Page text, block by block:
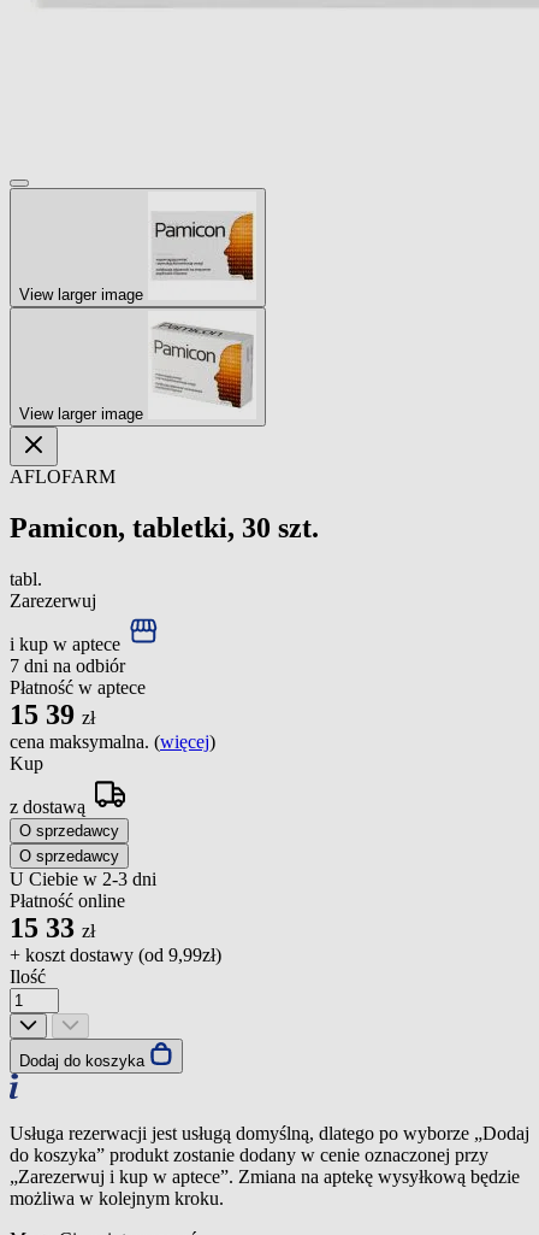
View larger image
View larger image
AFLOFARM
Pamicon, tabletki, 30 szt.
tabl.
Zarezerwuj
i kup w aptece
7 dni na odbiór
Płatność w aptece
15 39 zł
cena maksymalna. (więcej)
Kup
z dostawą
O sprzedawcy
O sprzedawcy
U Ciebie w 2-3 dni
Płatność online
15 33 zł
+ koszt dostawy (od 9,99zł)
Ilość
Dodaj do koszyka
Usługa rezerwacji jest usługą domyślną, dlatego po wyborze „Dodaj
do koszyka” produkt zostanie dodany w cenie oznaczonej przy
„Zarezerwuj i kup w aptece”. Zmiana na aptekę wysyłkową będzie
możliwa w kolejnym kroku.